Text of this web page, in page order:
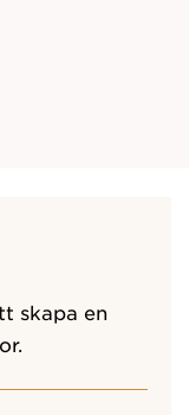
skapa en